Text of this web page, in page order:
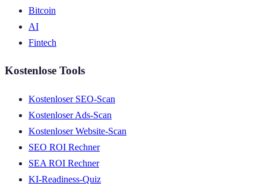
Bitcoin
AI
Fintech
Kostenlose Tools
Kostenloser SEO-Scan
Kostenloser Ads-Scan
Kostenloser Website-Scan
SEO ROI Rechner
SEA ROI Rechner
KI-Readiness-Quiz